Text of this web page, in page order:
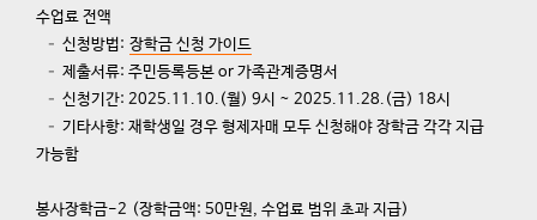
수업료 전액
– 신청방법: 장학금 신청 가이드
– 제출서류: 주민등록등본 or 가족관계증명서
– 신청기간: 2025.11.10.(월) 9시 ~ 2025.11.28.(금) 18시
– 기타사항: 재학생일 경우 형제자매 모두 신청해야 장학금 각각 지급
가능함
봉사장학금-2 (장학금액: 50만원, 수업료 범위 초과 지급)